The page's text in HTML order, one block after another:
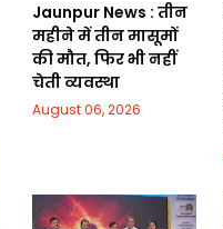
Jaunpur News : तीन
महीने में तीन मासूमों
की मौत, फिर भी नहीं
चेती व्यवस्था
August 06, 2026